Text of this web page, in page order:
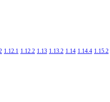
1.12.1 1.12.2 1.13 1.13.2 1.14 1.14.4 1.15.2